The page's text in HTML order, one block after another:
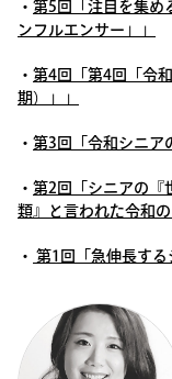
・ 第5回「注目を集め
ンフルエンサー」」
・ 第4回「第4回「令
期）」」
・ 第3回「令和シニア
・ 第2回「シニアの『
類』と言われた令和の
・ 第1回「急伸長する